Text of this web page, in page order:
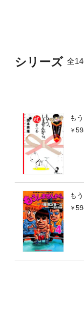
シリーズ 全
も
も